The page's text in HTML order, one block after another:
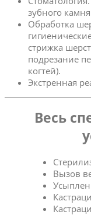
зубного
Обработка
стрижка
подрезание
когтей).
Экстренная
Весь
Вызов